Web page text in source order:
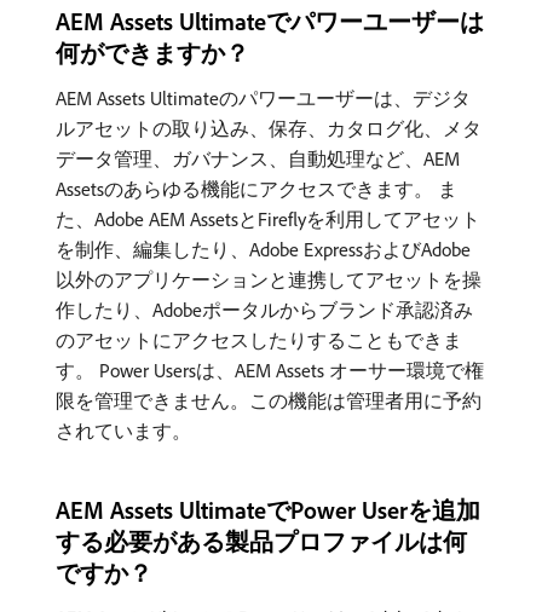
AEM Assets Ultimateでパワーユーザーは
何ができますか？
AEM Assets Ultimateのパワーユーザーは、デジタ
ルアセットの取り込み、保存、カタログ化、メタ
データ管理、ガバナンス、自動処理など、AEM
Assetsのあらゆる機能にアクセスできます。 ま
た、Adobe AEM AssetsとFireflyを利用してアセット
を制作、編集したり、Adobe ExpressおよびAdobe
以外のアプリケーションと連携してアセットを操
作したり、Adobeポータルからブランド承認済み
のアセットにアクセスしたりすることもできま
す。 Power Usersは、AEM Assets オーサー環境で権
限を管理できません。この機能は管理者用に予約
されています。
AEM Assets UltimateでPower Userを追加
する必要がある製品プロファイルは何
ですか？